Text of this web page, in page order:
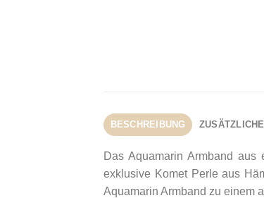
BESCHREIBUNG
Das Aquamarin Armband
exklusive Komet Perle aus
Aquamarin Armband zu einem